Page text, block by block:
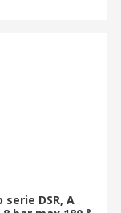
DSR, A